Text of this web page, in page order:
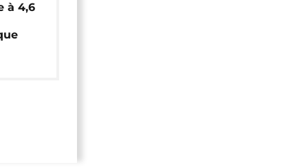
à 4,6